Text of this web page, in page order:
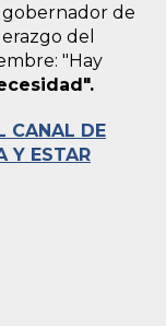
gobernador de
del
"Hay
CANAL DE
Y ESTAR